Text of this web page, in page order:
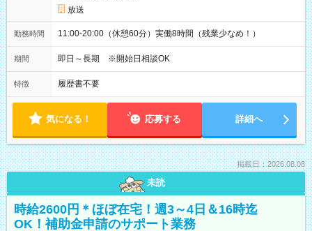
放送
勤務時間 11:00-20:00（休憩60分）実働8時間（残業少なめ！）
期間 即日～長期 ※開始日相談OK
特徴 履歴書不要
気になる！ 応募する 詳細へ
掲載日：2026.08.08
未読
時給2600円＊ほぼ在宅！週3～4日＆16時迄
OK！補助金申請のサポート業務